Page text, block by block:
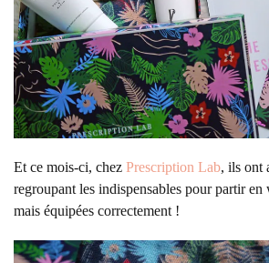
Et ce mois-ci, chez Prescription Lab, ils ont
regroupant les indispensables pour partir en
mais équipées correctement !